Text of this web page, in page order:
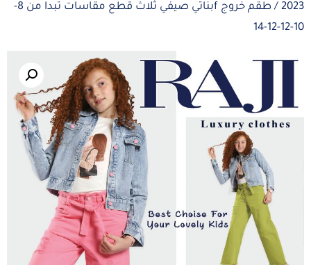
2023
/ طقم خروج fبناتي صيفي ثلاث قطع مقاسات تبدا من 8-
10-12-12-14